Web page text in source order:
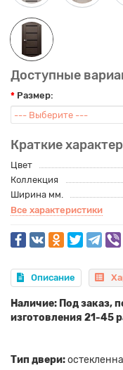
Доступные
Размер:
Краткие
Цвет
Коллекция
Ширина мм.
Все характеристики
Описание
Наличие: Под заказ,
изготовления 21-45
Тип двери: